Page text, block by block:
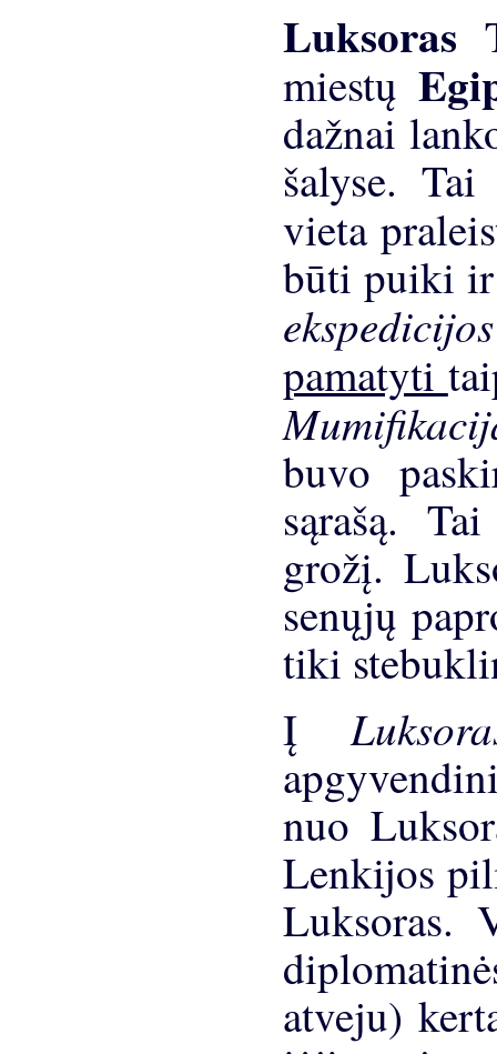
Luksoras
miestų
dažnai
šalyse.
vieta
būti puiki
pamatyti
buvo
sąrašą.
grožį.
senųjų
tiki
Į
nuo
Lenkijos
Luksoras.
atveju)